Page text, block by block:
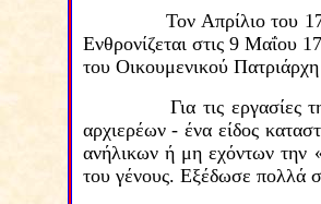
Τον Απρίλιο του
Ενθρονίζεται στις 9 Μαΐου 17
του Οικουμενικού
Για τις εργασίες
αρχιερέων - ένα είδος
ανήλικων ή μη εχόντων την
του γένους. Εξέδωσε πολλά